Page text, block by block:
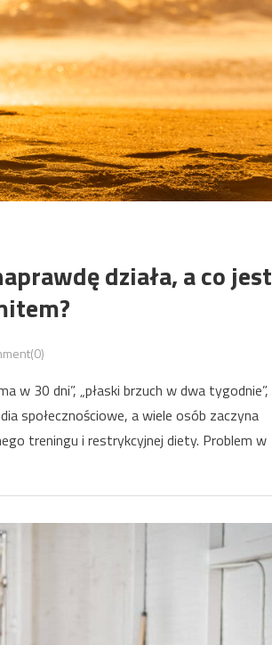
działa, a co jest
w 30 dni”, „płaski brzuch w dwa tygodnie”,
społecznościowe, a wiele osób zaczyna
treningu i restrykcyjnej diety. Problem w